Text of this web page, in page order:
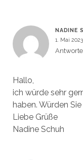
NADINE
1. Mai 2023
Hallo,
ich würde sehr
haben. Würden
Liebe Grüße
Nadine Schuh